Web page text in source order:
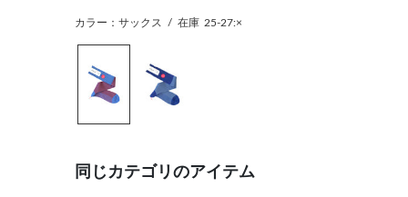
カラー：サックス / 在庫 25-27:×
同じカテゴリのアイテム